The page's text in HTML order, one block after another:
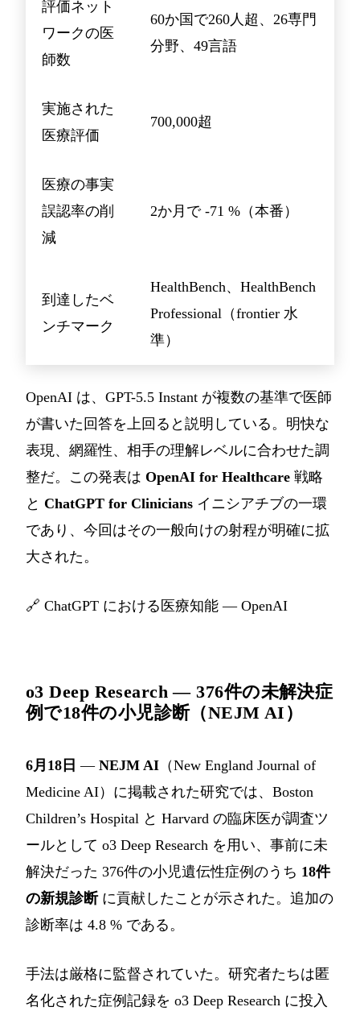
評価ネット
ワークの医
師数
60か国で260人超、26専門
分野、49言語
実施された
医療評価
700,000超
医療の事実
誤認率の削
減
2か月で -71 %（本番）
到達したベ
ンチマーク
HealthBench、HealthBench
Professional（frontier 水
準）
OpenAI は、GPT-5.5 Instant が複数の基準で医師
が書いた回答を上回ると説明している。明快な
表現、網羅性、相手の理解レベルに合わせた調
整だ。この発表は OpenAI for Healthcare 戦略
と ChatGPT for Clinicians イニシアチブの一環
であり、今回はその一般向けの射程が明確に拡
大された。
🔗 ChatGPT における医療知能 — OpenAI
o3 Deep Research — 376件の未解決症
例で18件の小児診断（NEJM AI）
6月18日 — NEJM AI （New England Journal of
Medicine AI）に掲載された研究では、Boston
Children’s Hospital と Harvard の臨床医が調査ツ
ールとして o3 Deep Research を用い、事前に未
解決だった 376件の小児遺伝性症例のうち 18件
の新規診断に貢献したことが示された。追加の
診断率は 4.8 % である。
手法は厳格に監督されていた。研究者たちは匿
名化された症例記録を o3 Deep Research に投入